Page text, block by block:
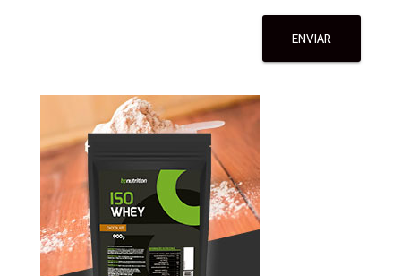
ENVIAR